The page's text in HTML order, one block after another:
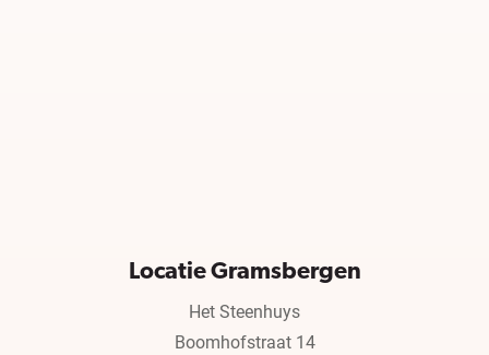
Locatie Gramsbergen
Het Steenhuys
Boomhofstraat 14